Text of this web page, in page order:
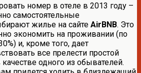
номер в отеле в 2013 году –
самостоятельные
жилье на сайте AirBNB. Это
экономить на проживании (по
и, кроме того, дает
все прелести простой
одного из обывателей.